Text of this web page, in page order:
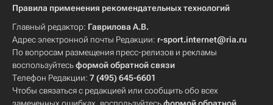
Правила применения рекомендательных технологий
Главный редактор: Гаврилова А.В.
Адрес электронной почты Редакции: r-sport.internet@ria.ru
По вопросам размещения пресс-релизов и рекламы
воспользуйтесьформой обратной связи
Телефон Редакции: 7 (495) 645-6601
Чтобы связаться с редакцией или сообщить обо всех